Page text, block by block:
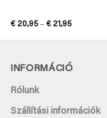
€20,95 – €21,95
-
INFORMÁCIÓ
Rólunk
Szállítási információk